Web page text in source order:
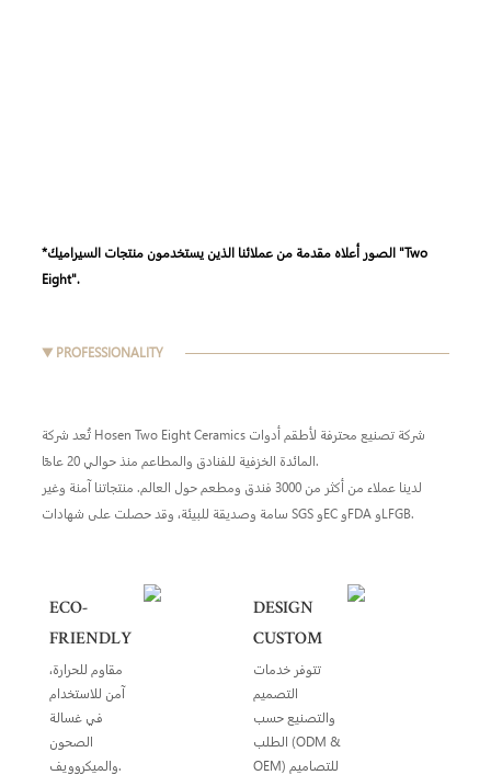
*الصور أعلاه مقدمة من عملائنا الذين يستخدمون منتجات السيراميك "Two
Eight".
▼ PROFESSIONALITY
تُعد شركة Hosen Two Eight Ceramics شركة تصنيع محترفة لأطقم أدوات
المائدة الخزفية للفنادق والمطاعم منذ حوالي 20 عامًا.
لدينا عملاء من أكثر من 3000 فندق ومطعم حول العالم. منتجاتنا آمنة وغير
سامة وصديقة للبيئة، وقد حصلت على شهادات SGS وEC وFDA وLFGB.
ECO-
FRIENDLY
مقاوم للحرارة،
آمن للاستخدام
في غسالة
الصحون
والميكروويف.
DESIGN
CUSTOM
تتوفر خدمات
التصميم
والتصنيع حسب
الطلب (ODM &
OEM) للتصاميم